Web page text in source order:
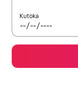
Kutoka